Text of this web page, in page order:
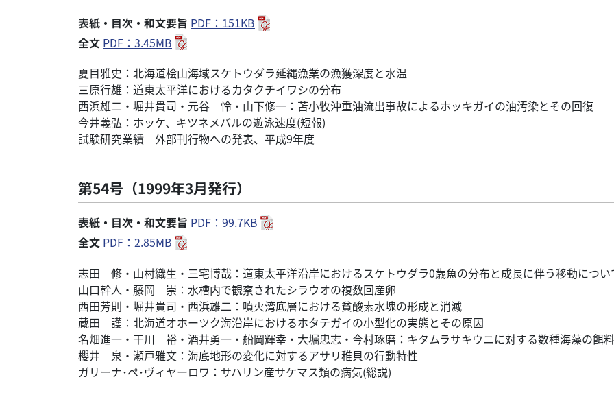
表紙・目次・和文要旨 PDF：151KB
全文 PDF：3.45MB
夏目雅史：北海道桧山海域スケトウダラ延縄漁業の漁獲深度と水温
三原行雄：道東太平洋におけるカタクチイワシの分布
西浜雄二・堀井貴司・元谷 怜・山下修一：苫小牧沖重油流出事故によるホッキガイの油汚染とその回復
今井義弘：ホッケ、キツネメバルの遊泳速度(短報)
試験研究業績 外部刊行物への発表、平成9年度
第54号（1999年3月発行）
表紙・目次・和文要旨 PDF：99.7KB
全文 PDF：2.85MB
志田 修・山村織生・三宅博哉：道東太平洋沿岸におけるスケトウダラ0歳魚の分布と成長に伴う移動につい
山口幹人・藤岡 崇：水槽内で観察されたシラウオの複数回産卵
西田芳則・堀井貴司・西浜雄二：噴火湾底層における貧酸素水塊の形成と消滅
蔵田 護：北海道オホーツク海沿岸におけるホタテガイの小型化の実態とその原因
名畑進一・干川 裕・酒井勇一・船岡輝幸・大堀忠志・今村琢磨：キタムラサキウニに対する数種海藻の餌
櫻井 泉・瀬戸雅文：海底地形の変化に対するアサリ稚貝の行動特性
ガリーナ･ぺ･ヴィヤーロワ：サハリン産サケマス類の病気(総説)